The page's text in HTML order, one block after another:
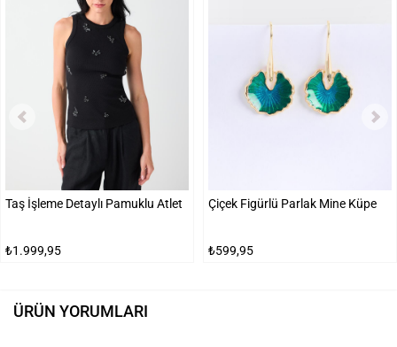
Taş İşleme Detaylı Pamuklu Atlet
₺1.999,95
Çiçek Figürlü Parlak Mine Küpe
₺599,95
ÜRÜN YORUMLARI